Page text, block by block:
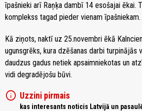
īpašnieki arī Raņķa dambī 14 esošajai ēkai.
komplekss tagad pieder vienam īpašniekam.
Kā ziņots, naktī uz 25.novembri ēkā
ugunsgrēks, kura dzēšanas darbi turpinājās
daudzus gadus netiek apsaimniekotas un
vidi degradējošu būvi.
info Uzzini pirmais
kas interesants noticis Latvijā un